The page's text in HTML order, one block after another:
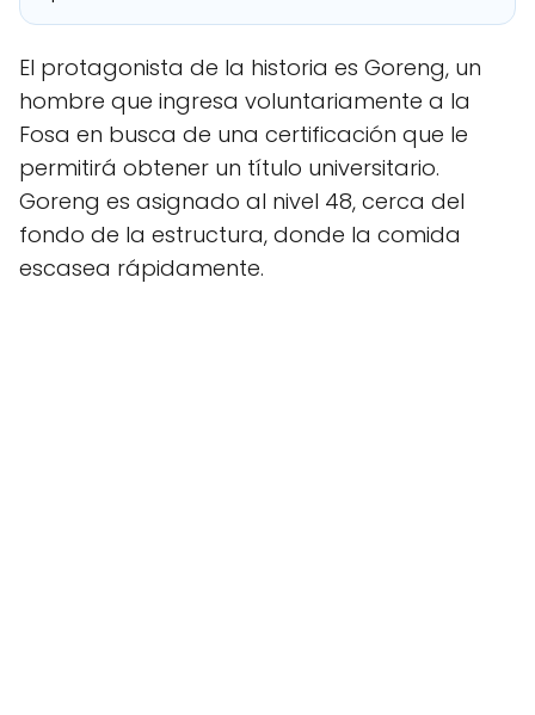
El protagonista de la historia es Goreng, un
hombre que ingresa voluntariamente a la
Fosa en busca de una certificación que le
permitirá obtener un título universitario.
Goreng es asignado al nivel 48, cerca del
fondo de la estructura, donde la comida
escasea rápidamente.